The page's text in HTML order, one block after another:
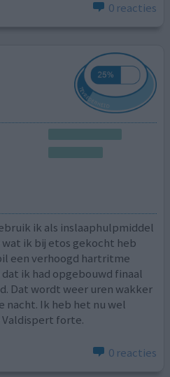
0 reacties
ik als inslaaphulpmiddel
ik bij etos gekocht heb
een verhoogd hartritme
ik had opgebouwd finaal
Dat wordt weer uren wakker
nacht. Ik heb het nu wel
forte.
0 reacties